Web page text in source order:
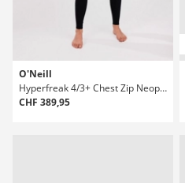
O'Neill
Hyperfreak 4/3+ Chest Zip Neoprenanzug
CHF 389,95